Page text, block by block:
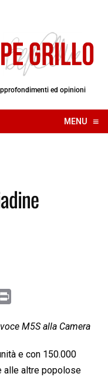
ed opinioni
MENU ≡
☰
i
t
M5S alla Camera
e con 150.000
alle altre popolose